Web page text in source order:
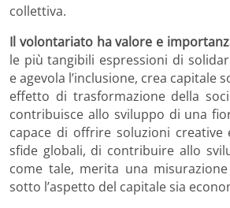
collettiva.
Il volontariato ha valore e
le più tangibili espressioni di
e agevola l’inclusione, crea capitale
effetto di trasformazione della
contribuisce allo sviluppo di una
capace di offrire soluzioni creative
sfide globali, di contribuire allo
come tale, merita una
sotto l’aspetto del capitale sia